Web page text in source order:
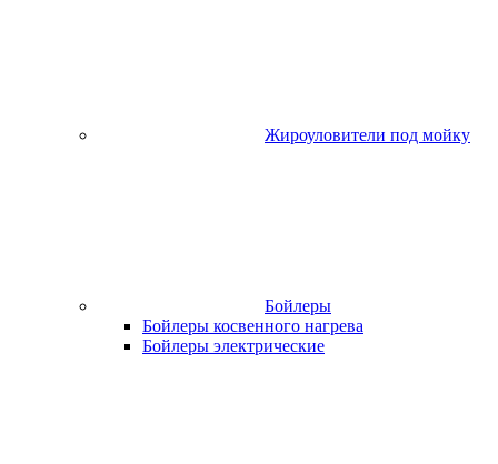
Жироуловители под мойку
Бойлеры
Бойлеры косвенного нагрева
Бойлеры электрические